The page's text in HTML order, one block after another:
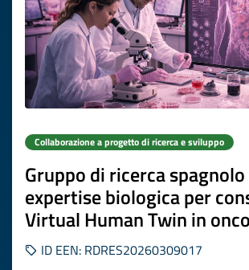
Collaborazione a progetto di ricerca e sviluppo
Gruppo di ricerca
expertise biologica per
Virtual Human Twin in
ID EEN: RDRES20260309017